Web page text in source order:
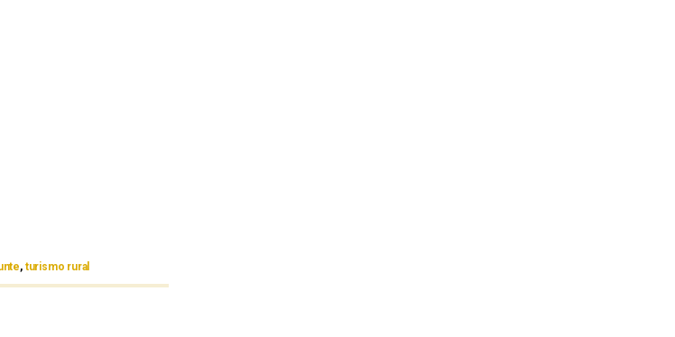
, turismo rural